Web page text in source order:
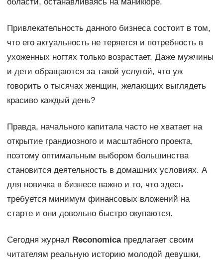
Привлекательность данного бизнеса состоит в том,
что его актуальность не теряется и потребность в
ухоженных ногтях только возрастает. Даже мужчины
и дети обращаются за такой услугой, что уж
говорить о тысячах женщин, желающих выглядеть
красиво каждый день?
Правда, начального капитала часто не хватает на
открытие грандиозного и масштабного проекта,
поэтому оптимальным выбором большинства
становится деятельность в домашних условиях. А
для новичка в бизнесе важно и то, что здесь
требуется минимум финансовых вложений на
старте и они довольно быстро окупаются.
Сегодня журнал Reconomicaпредлагает своим
читателям реальную историю молодой девушки,